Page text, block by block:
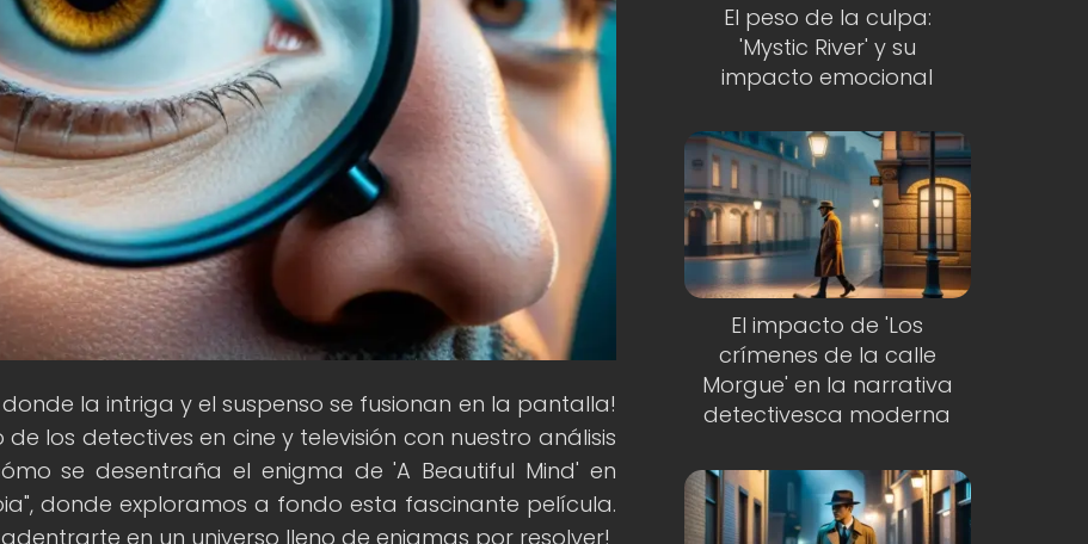
la intriga y el suspenso se fusionan en la pantalla!
los detectives en cine y televisión con nuestro análisis
se desentraña el enigma de 'A Beautiful Mind' en
donde exploramos a fondo esta fascinante película.
en un universo lleno de enigmas por resolver!
El peso de la culpa:
'Mystic River' y su
impacto emocional
El impacto de 'Los
crímenes de la calle
Morgue' en la narrativa
detectivesca moderna